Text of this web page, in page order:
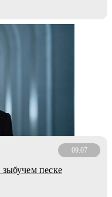
09.07
песке